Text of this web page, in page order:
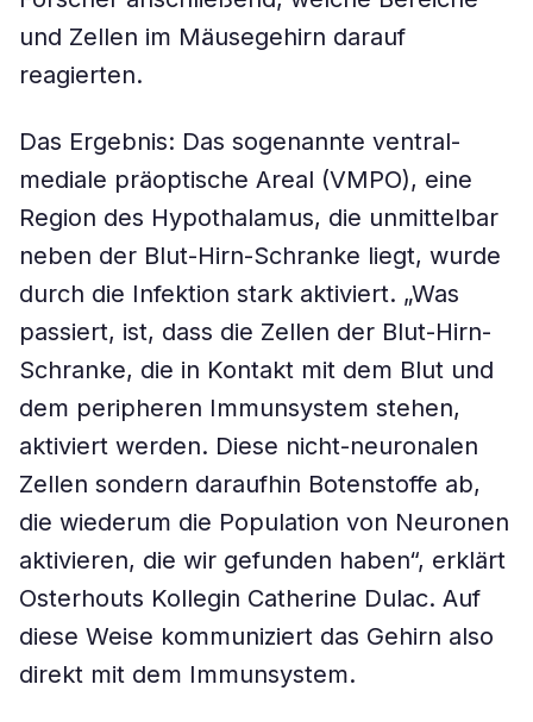
und Zellen im Mäusegehirn darauf
reagierten.
Das Ergebnis: Das sogenannte ventral-
mediale präoptische Areal (VMPO), eine
Region des Hypothalamus, die unmittelbar
neben der Blut-Hirn-Schranke liegt, wurde
durch die Infektion stark aktiviert. „Was
passiert, ist, dass die Zellen der Blut-Hirn-
Schranke, die in Kontakt mit dem Blut und
dem peripheren Immunsystem stehen,
aktiviert werden. Diese nicht-neuronalen
Zellen sondern daraufhin Botenstoffe ab,
die wiederum die Population von Neuronen
aktivieren, die wir gefunden haben“, erklärt
Osterhouts Kollegin Catherine Dulac. Auf
diese Weise kommuniziert das Gehirn also
direkt mit dem Immunsystem.